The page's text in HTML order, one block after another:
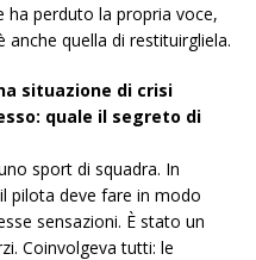
ha perduto la propria voce,
anche quella di restituirgliela.
situazione di crisi
quale il segreto di
sport di squadra. In
pilota deve fare in modo
sensazioni. È stato un
Coinvolgeva tutti: le